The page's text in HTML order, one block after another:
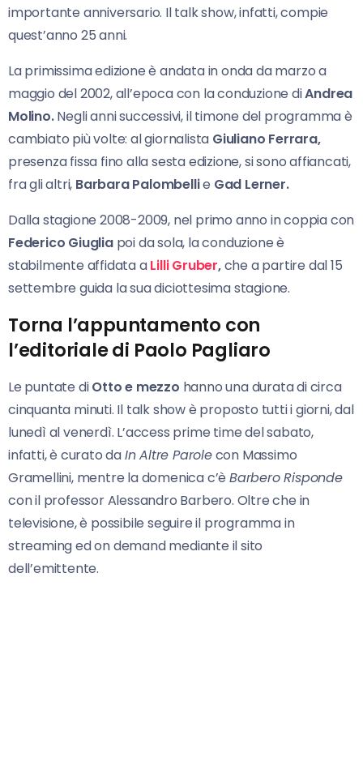
importante anniversario. Il talk show, infatti, compie
quest’anno 25 anni.
La primissima edizione è andata in onda da marzo a
maggio del 2002, all’epoca con la conduzione diAndrea
Molino.Negli anni successivi, il timone del programma è
cambiato più volte: al giornalista Giuliano Ferrara,
presenza fissa fino alla sesta edizione, si sono affiancati,
fra gli altri, Barbara Palombellie Gad Lerner.
Dalla stagione 2008-2009, nel primo anno in coppia con
Federico Giugliapoi da sola, la conduzione è
stabilmente affidata aLilli Gruber,che a partire dal 15
settembre guida la sua diciottesima stagione.
Torna l’appuntamento con
l’editoriale di Paolo Pagliaro
Le puntate diOtto e mezzo hanno una durata di circa
cinquanta minuti. Il talk show è proposto tutti i giorni, dal
lunedì al venerdì. L’access prime time del sabato,
infatti, è curato daIn Altre Parolecon Massimo
Gramellini, mentre la domenica c’èBarbero Risponde
con il professor Alessandro Barbero. Oltre che in
televisione, è possibile seguire il programma in
streaming ed on demand mediante il sito
dell’emittente.